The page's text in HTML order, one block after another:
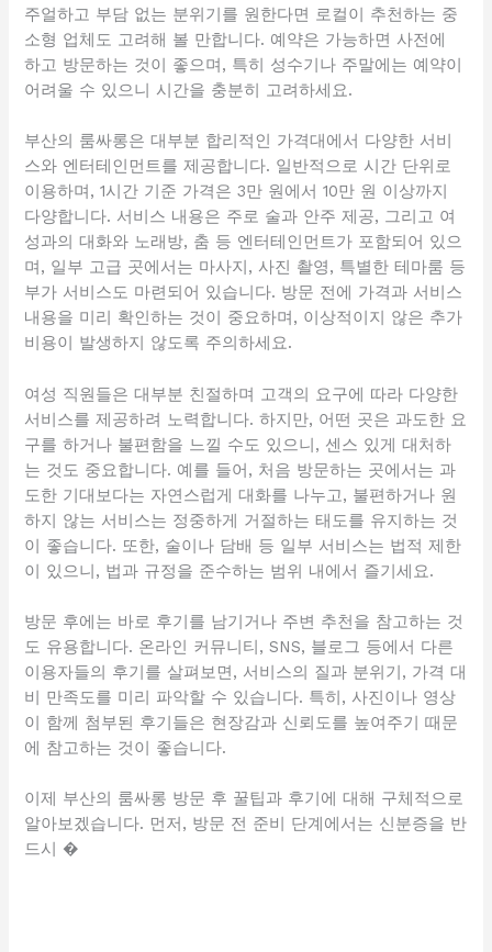
주얼하고 부담 없는 분위기를 원한다면 로컬이 추천하는 중
소형 업체도 고려해 볼 만합니다. 예약은 가능하면 사전에
하고 방문하는 것이 좋으며, 특히 성수기나 주말에는 예약이
어려울 수 있으니 시간을 충분히 고려하세요.
부산의 룸싸롱은 대부분 합리적인 가격대에서 다양한 서비
스와 엔터테인먼트를 제공합니다. 일반적으로 시간 단위로
이용하며, 1시간 기준 가격은 3만 원에서 10만 원 이상까지
다양합니다. 서비스 내용은 주로 술과 안주 제공, 그리고 여
성과의 대화와 노래방, 춤 등 엔터테인먼트가 포함되어 있으
며, 일부 고급 곳에서는 마사지, 사진 촬영, 특별한 테마룸 등
부가 서비스도 마련되어 있습니다. 방문 전에 가격과 서비스
내용을 미리 확인하는 것이 중요하며, 이상적이지 않은 추가
비용이 발생하지 않도록 주의하세요.
여성 직원들은 대부분 친절하며 고객의 요구에 따라 다양한
서비스를 제공하려 노력합니다. 하지만, 어떤 곳은 과도한 요
구를 하거나 불편함을 느낄 수도 있으니, 센스 있게 대처하
는 것도 중요합니다. 예를 들어, 처음 방문하는 곳에서는 과
도한 기대보다는 자연스럽게 대화를 나누고, 불편하거나 원
하지 않는 서비스는 정중하게 거절하는 태도를 유지하는 것
이 좋습니다. 또한, 술이나 담배 등 일부 서비스는 법적 제한
이 있으니, 법과 규정을 준수하는 범위 내에서 즐기세요.
방문 후에는 바로 후기를 남기거나 주변 추천을 참고하는 것
도 유용합니다. 온라인 커뮤니티, SNS, 블로그 등에서 다른
이용자들의 후기를 살펴보면, 서비스의 질과 분위기, 가격 대
비 만족도를 미리 파악할 수 있습니다. 특히, 사진이나 영상
이 함께 첨부된 후기들은 현장감과 신뢰도를 높여주기 때문
에 참고하는 것이 좋습니다.
이제 부산의 룸싸롱 방문 후 꿀팁과 후기에 대해 구체적으로
알아보겠습니다. 먼저, 방문 전 준비 단계에서는 신분증을 반
드시 �